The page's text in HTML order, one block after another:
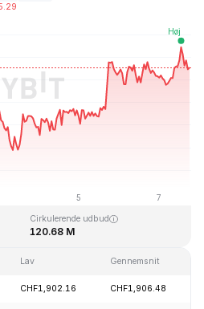
CHF0.432979
Cirkulerende udbud
120.68 M
Lav Gennemsnit
CHF1,902.16 CHF1,906.48